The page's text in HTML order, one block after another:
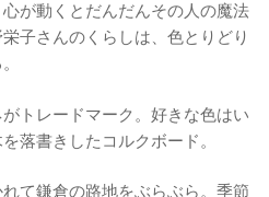
が動くとだんだんその人の魔法
子さんのくらしは、色とりどり
トレードマーク。好きな色はい
落書きしたコルクボード。
て鎌倉の路地をぶらぶら。季節